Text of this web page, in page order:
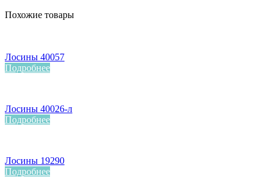
Похожие товары
Лосины 40057
Подробнее
Лосины 40026-л
Подробнее
Лосины 19290
Подробнее